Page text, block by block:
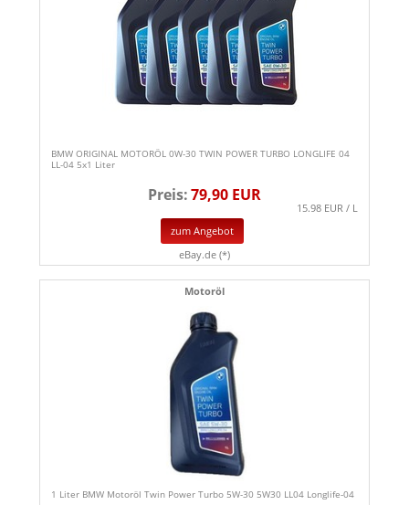
BMW ORIGINAL MOTORÖL 0W-30 TWIN POWER TURBO LONGLIFE 04
LL-04 5x1 Liter
Preis:79,90 EUR
15.98 EUR / L
zum Angebot
eBay.de (*)
Motoröl
1 Liter BMW Motoröl Twin Power Turbo 5W-30 5W30 LL04 Longlife-04